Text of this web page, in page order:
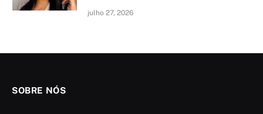
julho 27, 2026
SOBRE NÓS